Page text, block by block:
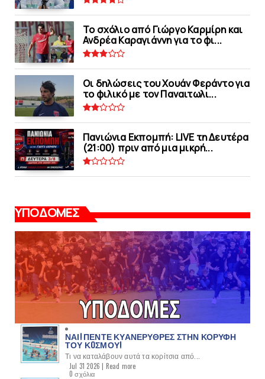
Το σχόλιο από Γιώργο Καρμίρη και
Ανδρέα Καραγιάννη για το φι...
Οι δηλώσεις του Χουάν Φεράντο για
το φιλικό με τoν Παναιτωλι...
Πανιώνια Εκπομπή: LIVE τη Δευτέρα
(21:00) πριν από μια μικρή...
ΥΠΟΔΟΜΕΣ
ΝΑΙ! ΠΕΝΤΕ ΚΥΑΝΕΡΥΘΡΕΣ ΣΤΗΝ ΚΟΡΥΦΗ
ΤΟΥ ΚOΣΜΟΥ!
Τι να καταλάβουν αυτά τα κορίτσια από...
Jul 31 2026 | Read more
0 σχόλια